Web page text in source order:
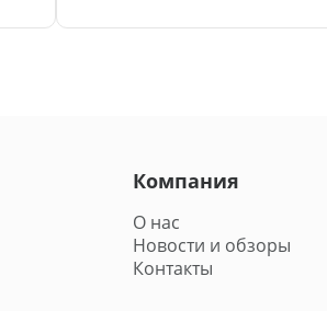
Компания
О нас
Новости и обзоры
Контакты